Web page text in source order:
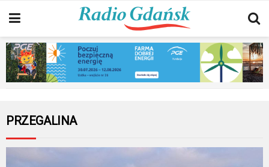
PRZEGALINA